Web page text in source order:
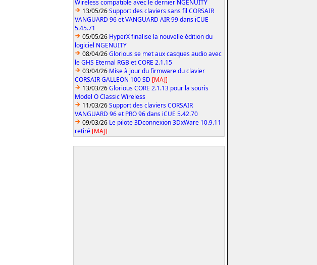
Wireless compatible avec le dernier NGENUITY
13/05/26Support des claviers sans fil CORSAIR
VANGUARD 96 et VANGUARD AIR 99 dans iCUE
5.45.71
05/05/26 HyperX finalise la nouvelle édition du
logiciel NGENUITY
08/04/26Glorious se met aux casques audio avec
le GHS Eternal RGB et CORE 2.1.15
03/04/26 Mise à jour du firmware du clavier
CORSAIR GALLEON 100 SD [MAJ]
13/03/26Glorious CORE 2.1.13 pour la souris
Model O Classic Wireless
11/03/26Support des claviers CORSAIR
VANGUARD 96 et PRO 96 dans iCUE 5.42.70
09/03/26 Le pilote 3Dconnexion 3DxWare 10.9.11
retiré [MAJ]